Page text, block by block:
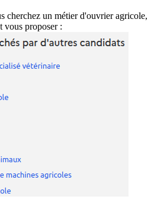
cherchez un métier d'ouvrier agricole,
vous proposer :